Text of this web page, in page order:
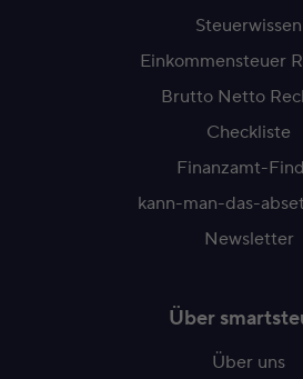
Steuerwissen
Einkommensteuer
Brutto Netto
Checkliste
Finanzamt-
kann-man-das-
Newsletter
Über
Über uns